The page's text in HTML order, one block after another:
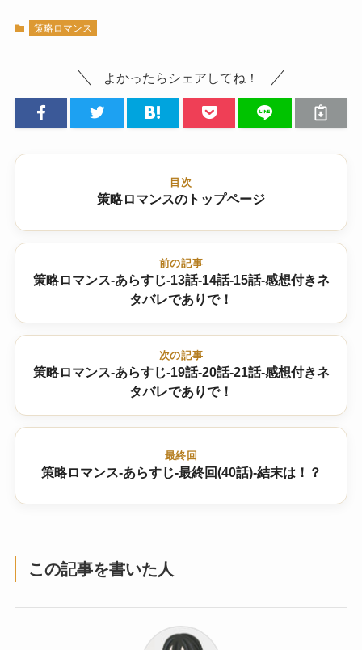
策略ロマンス
よかったらシェアしてね！
目次
策略ロマンスのトップページ
前の記事
策略ロマンス-あらすじ-13話-14話-15話-感想付きネ
タバレでありで！
次の記事
策略ロマンス-あらすじ-19話-20話-21話-感想付きネ
タバレでありで！
最終回
策略ロマンス-あらすじ-最終回(40話)-結末は！？
この記事を書いた人